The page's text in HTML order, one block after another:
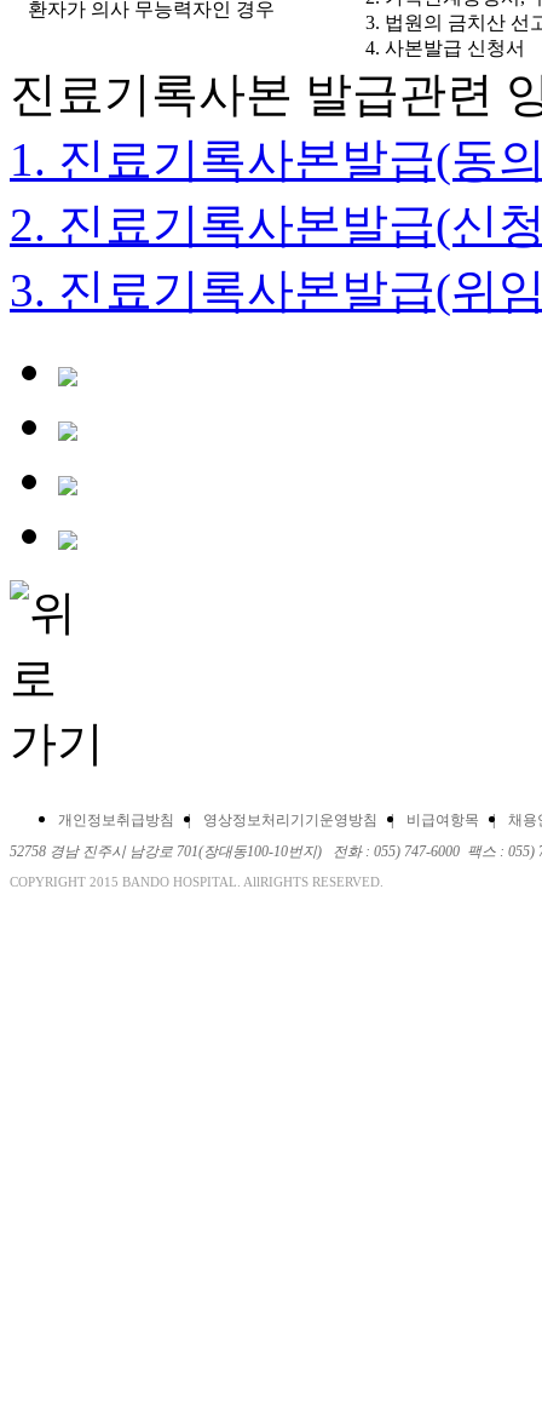
환자가 의사 무능력자인 경우
3. 법원의 금치산 선
4. 사본발급 신청서
진료기록사본 발급관련
1. 진료기록사본발급(동
2. 진료기록사본발급(신
3. 진료기록사본발급(위
개인정보취급방침 영상정보처리기기운영방침 비급여항목
채용
52758 경남 진주시 남강로 701(장대동100-10번지) 전화 : 055) 747-6000 팩스 : 055)
COPYRIGHT 2015 BANDO HOSPITAL. AllRIGHTS RESERVED.